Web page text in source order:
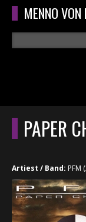
Overslaan en naar de
MENNO
ZOEKVELD
PAPER
Artiest / Band: PFM